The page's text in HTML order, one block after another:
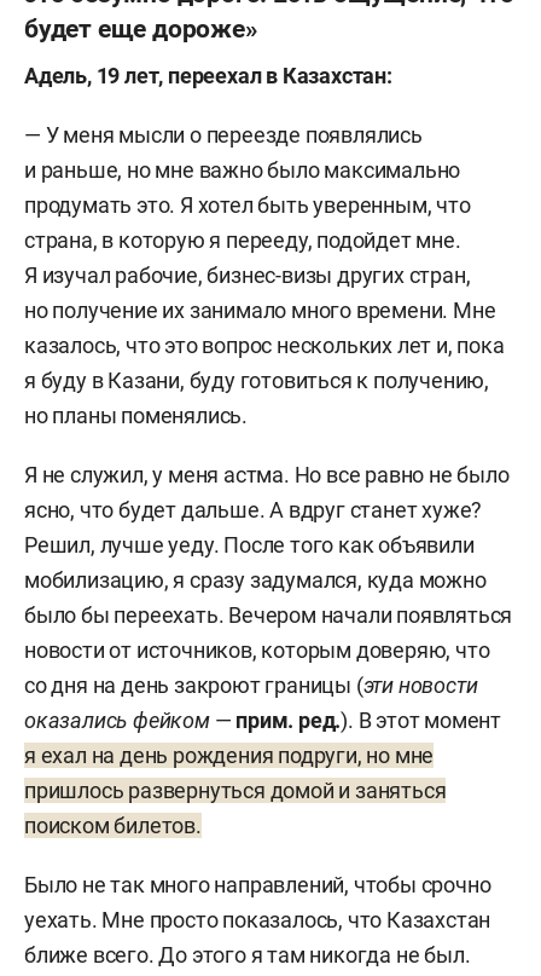
будет еще дороже»
Адель, 19 лет, переехал в Казахстан:
— У меня мысли о переезде появлялись
и раньше, но мне важно было максимально
продумать это. Я хотел быть уверенным, что
страна, в которую я перееду, подойдет мне.
Я изучал рабочие, бизнес-визы других стран,
но получение их занимало много времени. Мне
казалось, что это вопрос нескольких лет и, пока
я буду в Казани, буду готовиться к получению,
но планы поменялись.
Я не служил, у меня астма. Но все равно не было
ясно, что будет дальше. А вдруг станет хуже?
Решил, лучше уеду. После того как объявили
мобилизацию, я сразу задумался, куда можно
было бы переехать. Вечером начали появляться
новости от источников, которым доверяю, что
со дня на день закроют границы (эти новости
оказались фейком — прим. ред.). В этот момент
я ехал на день рождения подруги, но мне
пришлось развернуться домой и заняться
поиском билетов.
Было не так много направлений, чтобы срочно
уехать. Мне просто показалось, что Казахстан
ближе всего. До этого я там никогда не был.